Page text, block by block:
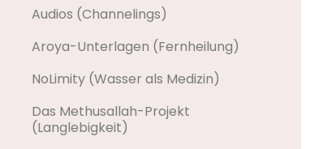
Audios (Channelings)
Aroya-Unterlagen (Fernheilung)
NoLimity (Wasser als Medizin)
Das Methusallah-Projekt
(Langlebigkeit)